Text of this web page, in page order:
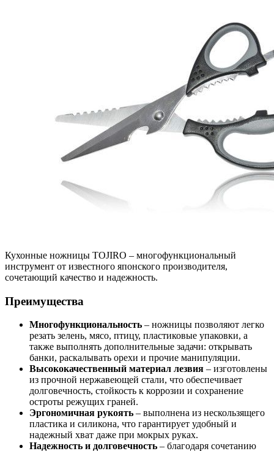
Кухонные ножницы TOJIRO – многофункциональный
инструмент от известного японского производителя,
сочетающий качество и надежность.
Преимущества
Многофункциональность – ножницы позволяют легко
резать зелень, мясо, птицу, пластиковые упаковки, а
также выполнять дополнительные задачи: открывать
банки, раскалывать орехи и прочие манипуляции.
Высококачественный материал лезвия – изготовлены
из прочной нержавеющей стали, что обеспечивает
долговечность, стойкость к коррозии и сохранение
остроты режущих граней.
Эргономичная рукоять – выполнена из нескользящего
пластика и силикона, что гарантирует удобный и
надежный хват даже при мокрых руках.
Надежность и долговечность – благодаря сочетанию